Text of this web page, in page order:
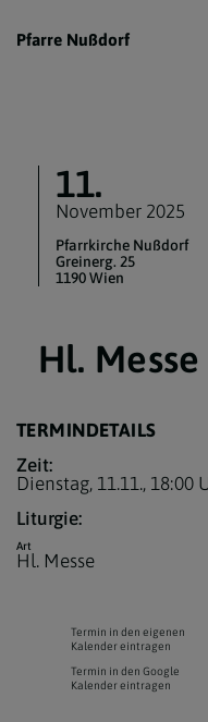
Pfarre Nußdorf
11.
November 2025
Pfarrkirche Nußdorf
Greinerg. 25
1190 Wien
Hl. Messe
TERMINDETAILS
Zeit:
Dienstag, 11.11., 18:00
Liturgie:
Art
Hl. Messe
Termin in den eigenen
Kalender eintragen
Termin in den Google
Kalender eintragen